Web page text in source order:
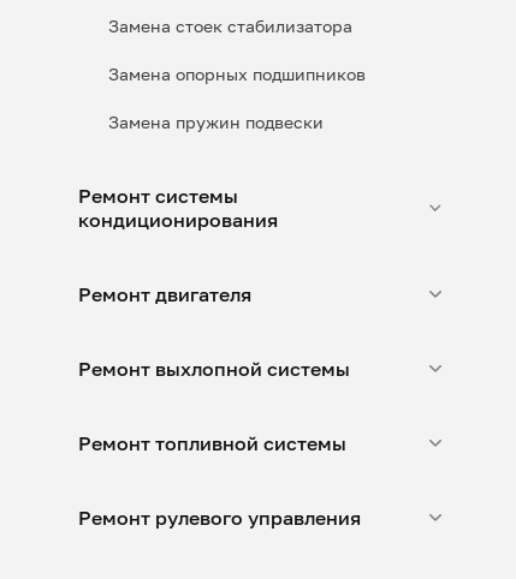
Замена стоек стабилизатора
Замена опорных подшипников
Замена пружин подвески
Ремонт системы
кондиционирования
Ремонт двигателя
Ремонт выхлопной системы
Ремонт топливной системы
Ремонт рулевого управления